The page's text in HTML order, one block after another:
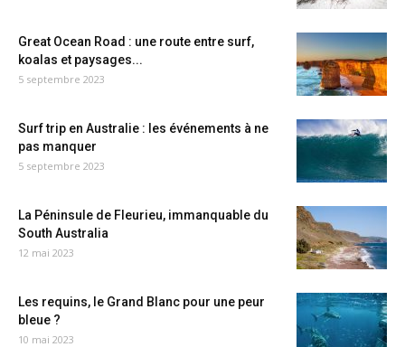
Great Ocean Road : une route entre surf,
koalas et paysages...
5 septembre 2023
Surf trip en Australie : les événements à ne
pas manquer
5 septembre 2023
La Péninsule de Fleurieu, immanquable du
South Australia
12 mai 2023
Les requins, le Grand Blanc pour une peur
bleue ?
10 mai 2023